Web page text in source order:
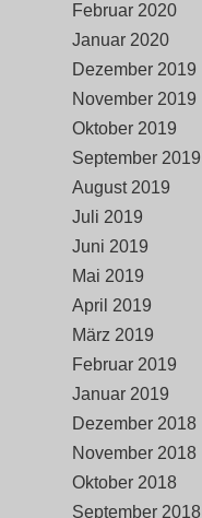
Februar 2020
Januar 2020
Dezember 2019
November 2019
Oktober 2019
September 2019
August 2019
Juli 2019
Juni 2019
Mai 2019
April 2019
März 2019
Februar 2019
Januar 2019
Dezember 2018
November 2018
Oktober 2018
September 2018